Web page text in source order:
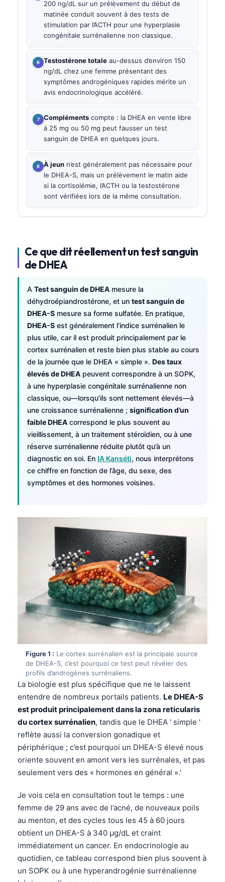
200 ng/dL sur un prélèvement du début de
matinée conduit souvent à des tests de
stimulation par l’ACTH pour une hyperplasie
congénitale surrénalienne non classique.
Testostérone totale au-dessus d’environ 150
ng/dL chez une femme présentant des
symptômes androgéniques rapides mérite un
avis endocrinologique accéléré.
Compléments compte : la DHEA en vente libre
à 25 mg ou 50 mg peut fausser un test
sanguin de DHEA en quelques jours.
À jeun n’est généralement pas nécessaire pour
le DHEA-S, mais un prélèvement le matin aide
si la cortisolémie, l’ACTH ou la testostérone
sont vérifiées lors de la même consultation.
Ce que dit réellement un test sanguin
de DHEA
A Test sanguin de DHEA mesure la
déhydroépiandrostérone, et un test sanguin de
DHEA-S mesure sa forme sulfatée. En pratique,
DHEA-S est généralement l’indice surrénalien le
plus utile, car il est produit principalement par le
cortex surrénalien et reste bien plus stable au cours
de la journée que le DHEA « simple ». Des taux
élevés de DHEA peuvent correspondre à un SOPK,
à une hyperplasie congénitale surrénalienne non
classique, ou—lorsqu’ils sont nettement élevés—à
une croissance surrénalienne ; signification d’un
faible DHEA correspond le plus souvent au
vieillissement, à un traitement stéroïdien, ou à une
réserve surrénalienne réduite plutôt qu’à un
diagnostic en soi. En IA Kanséti, nous interprétons
ce chiffre en fonction de l’âge, du sexe, des
symptômes et des hormones voisines.
Figure 1 : Le cortex surrénalien est la principale source
de DHEA-S, c’est pourquoi ce test peut révéler des
profils d’androgènes surrénaliens.
La biologie est plus spécifique que ne le laissent
entendre de nombreux portails patients. Le DHEA-S
est produit principalement dans la zona reticularis
du cortex surrénalien, tandis que le DHEA ' simple '
reflète aussi la conversion gonadique et
périphérique ; c’est pourquoi un DHEA-S élevé nous
oriente souvent en amont vers les surrénales, et pas
seulement vers des « hormones en général ».'
Je vois cela en consultation tout le temps : une
femme de 29 ans avec de l’acné, de nouveaux poils
au menton, et des cycles tous les 45 à 60 jours
obtient un DHEA-S à 340 µg/dL et craint
immédiatement un cancer. En endocrinologie au
quotidien, ce tableau correspond bien plus souvent à
un SOPK ou à une hyperandrogénie surrénalienne